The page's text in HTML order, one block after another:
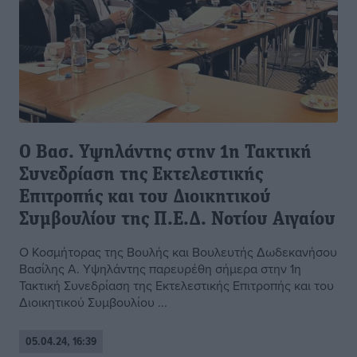
Ο Βασ. Υψηλάντης στην 1η Τακτική
Συνεδρίαση της Εκτελεστικής
Επιτροπής και του Διοικητικού
Συμβουλίου της Π.Ε.Δ. Νοτίου Αιγαίου
Ο Κοσμήτορας της Βουλής και Βουλευτής Δωδεκανήσου
Βασίλης Α. Υψηλάντης παρευρέθη σήμερα στην 1η
Τακτική Συνεδρίαση της Εκτελεστικής Επιτροπής και του
Διοικητικού Συμβουλίου ...
05.04.24, 16:39